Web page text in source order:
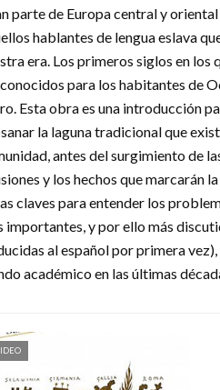
parte de Europa central y
hablantes de lengua eslava
era. Los primeros siglos en
para los habitantes de
Esta obra es una introducción
la laguna tradicional que
antes del surgimiento de
y los hechos que marcarán
claves para entender los
importantes, y por ello más
al español por primera
académico en las últimas